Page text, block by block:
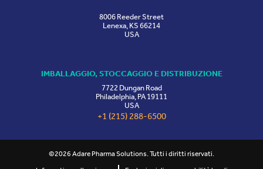
8006 Reeder Street
Lenexa, KS 66214
USA
IMBALLAGGIO, STOCCAGGIO E DISTRIBUZIONE
7722 Dungan Road
Philadelphia, PA 19111
USA
+1 (215) 288-6500
©2026 Adare Pharma Solutions. Tutti i diritti riservati.